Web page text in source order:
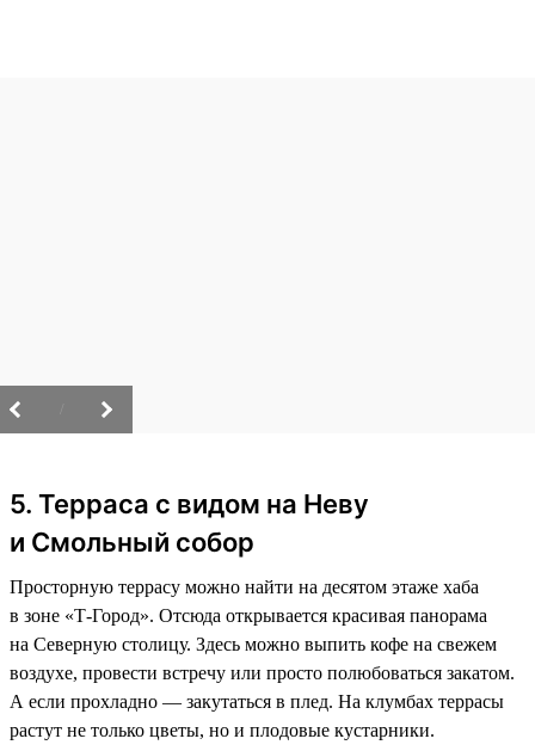
5. Терраса с видом на Неву
и Смольный собор
Просторную террасу можно найти на десятом этаже хаба
в зоне «Т-Город». Отсюда открывается красивая панорама
на Северную столицу. Здесь можно выпить кофе на свежем
воздухе, провести встречу или просто полюбоваться закатом.
А если прохладно — закутаться в плед. На клумбах террасы
растут не только цветы, но и плодовые кустарники.